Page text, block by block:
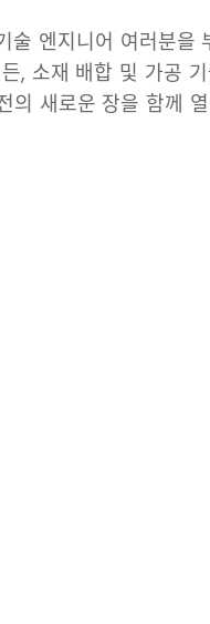
술 엔지니어 여러분
, 소재 배합 및 가공
새로운 장을 함께